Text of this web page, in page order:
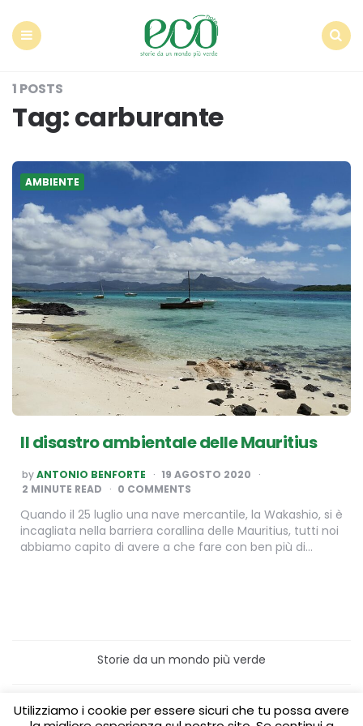
1 POSTS
Tag:carburante
AMBIENTE
Il disastro ambientale delle Mauritius
POSTED
BY
byANTONIO BENFORTE
19 AGOSTO 2020
2 MINUTE READ 0 COMMENTS
Quando il 25 luglio una nave mercantile, la Wakashio, si è
incagliata nella barriera corallina delle Mauritius, tutti noi
abbiamo capito di avere a che fare con ben più di…
Storie da un mondo più verde
Home
Turismo sostenibile
Laboratori/Visite per le scuole
Utilizziamo i cookie per essere sicuri che tu possa avere